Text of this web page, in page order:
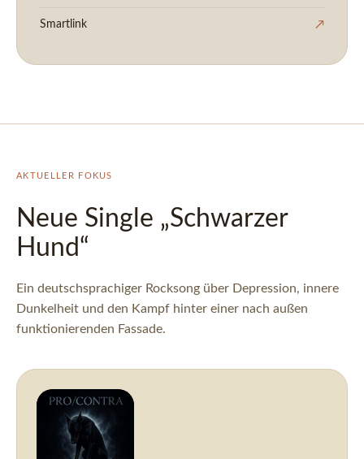
Smartlink ↗
AKTUELLER FOKUS
Neue Single „Schwarzer
Hund“
Ein deutschsprachiger Rocksong über Depression, innere
Dunkelheit und den Kampf hinter einer nach außen
funktionierenden Fassade.